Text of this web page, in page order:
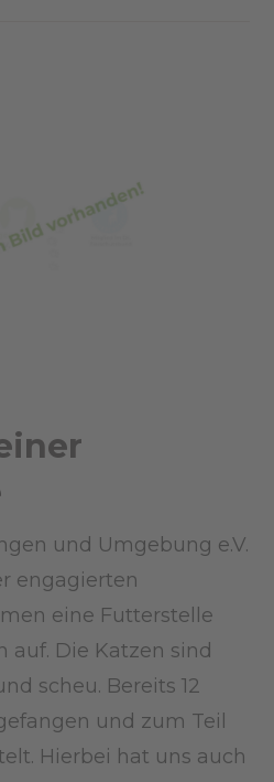
und Umgebung e.V.
engagierten
eine Futterstelle
auf. Die Katzen sind
scheu. Bereits 12
und zum Teil
Hierbei hat uns auch